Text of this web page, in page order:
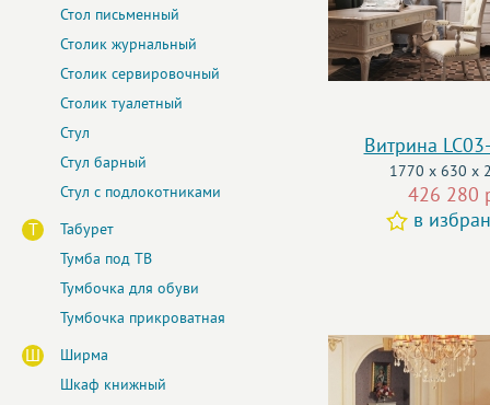
Стол письменный
Столик журнальный
Столик сервировочный
Столик туалетный
Стул
Стул барный
Стул с подлокотниками
Т
Табурет
Тумба под ТВ
Тумбочка для обуви
Тумбочка прикроватная
Ш
Ширма
Шкаф книжный
Витрина
1770 x 630 x
426 280
в